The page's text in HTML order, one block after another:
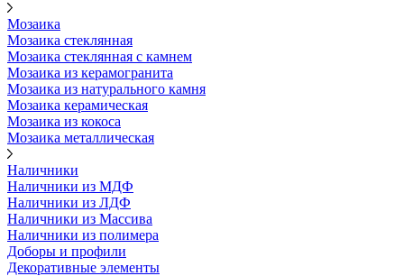
Мозаика
Мозаика стеклянная
Мозаика стеклянная с камнем
Мозаика из керамогранита
Мозаика из натурального камня
Мозаика керамическая
Мозаика из кокоса
Мозаика металлическая
Наличники
Наличники из МДФ
Наличники из ЛДФ
Наличники из Массива
Наличники из полимера
Доборы и профили
Декоративные элементы